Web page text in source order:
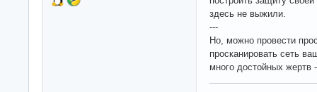
здесь не выжили.
---
Но, можно провести
просканировать сеть
много достойных жертв